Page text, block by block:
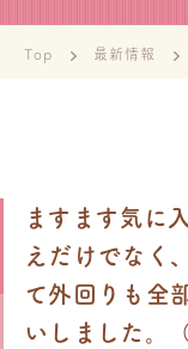
Top 最新情報
ますます気に
えだけでなく
て外回りも全
いしました。